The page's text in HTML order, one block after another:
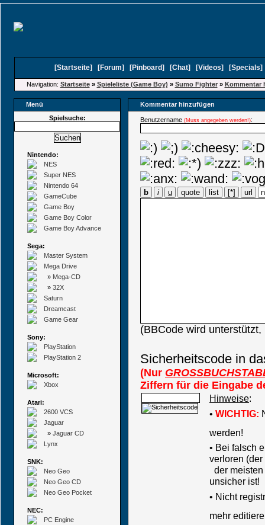
[Startseite] [Forum] [Pinboard] [Chat] [Videos] [Specials
Navigation: Startseite» Spieleliste (Game Boy) » Sumo Fighter» Kommentar
Menü
Kommentar hinzufügen
Spielsuche:
Nintendo:
NES
Super NES
Nintendo 64
GameCube
Game Boy
Game Boy Color
Game Boy Advance
Sega:
Master System
Mega Drive
» Mega-CD
» 32X
Saturn
Dreamcast
Game Gear
Sony:
PlayStation
PlayStation 2
Microsoft:
Xbox
Atari:
2600 VCS
Jaguar
» Jaguar CD
Lynx
SNK:
Neo Geo
Neo Geo CD
Neo Geo Pocket
NEC:
PC Engine
Benutzername (Muss angegeben werden!):
b i u quote list [*] url
(BBCode wird
Sicherheitscode in
(Nur
Ziffern für die Eingabe
Hinweise:
• WICHTIG:
werden!
• Bei falsch
verloren
der
unsicher ist!
• Nicht
mehr